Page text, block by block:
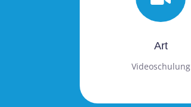
Art
Videoschulung